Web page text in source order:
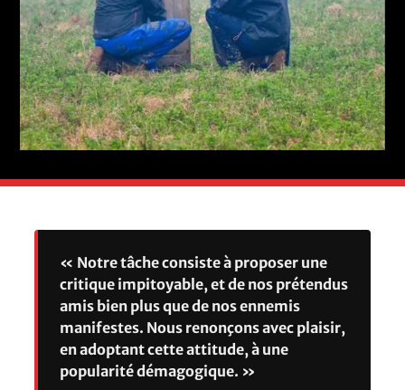
« Notre tâche consiste à proposer une
critique impitoyable, et de nos prétendus
amis bien plus que de nos ennemis
manifestes. Nous renonçons avec plaisir,
en adoptant cette attitude, à une
popularité démagogique. »